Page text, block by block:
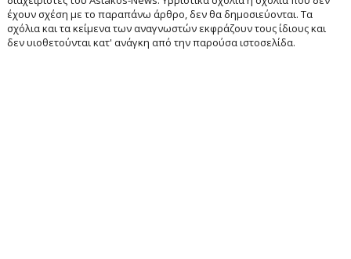
έχουν σχέση με το παραπάνω άρθρο, δεν θα δημοσιεύονται. Τα
σχόλια και τα κείμενα των αναγνωστών εκφράζουν τους ίδιους και
δεν υιοθετούνται κατ' ανάγκη από την παρούσα ιστοσελίδα.